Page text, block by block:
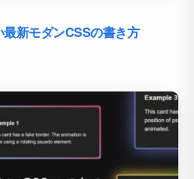
新モダンCSSの書き方